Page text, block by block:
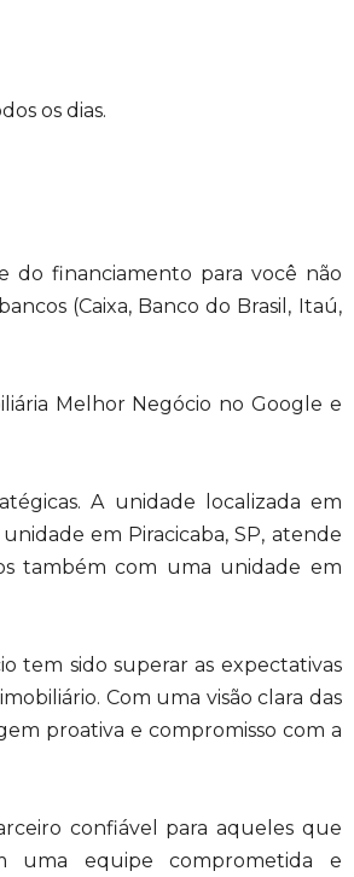
os dias.
do financiamento para você não
(Caixa, Banco do Brasil, Itaú,
Melhor Negócio no Google e
A unidade localizada em
em Piracicaba, SP, atende
também com uma unidade em
tem sido superar as expectativas
Com uma visão clara das
proativa e compromisso com a
confiável para aqueles que
uma equipe comprometida e